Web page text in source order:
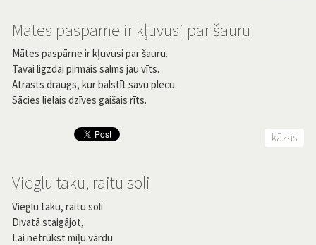
Mātes paspārne ir kļuvusi par šauru
Mātes paspārne ir kļuvusi par šauru.
Tavai ligzdai pirmais salms jau vīts.
Atrasts draugs, kur balstīt savu plecu.
Sācies lielais dzīves gaišais rīts.
kāzas
Vieglu taku, raitu soli
Vieglu taku, raitu soli
Divatā staigājot,
Lai netrūkst mīļu vārdu